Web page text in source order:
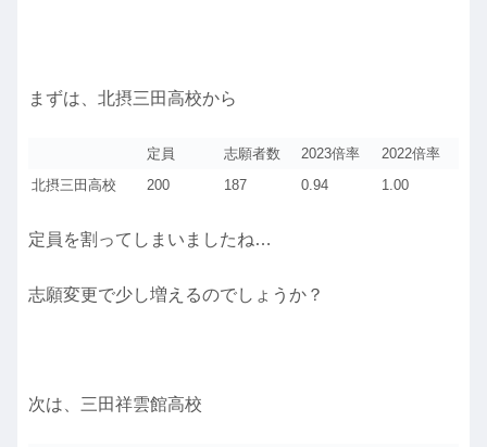
まずは、北摂三田高校から
定員 志願者数 2023倍率
2022倍率
北摂三田高校
200 187 0.94 1.00
定員を割ってしまいましたね…
志願変更で少し増えるのでしょうか？
次は、三田祥雲館高校